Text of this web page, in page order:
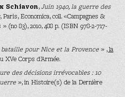
Schiavon,Juin 1940, la guerre des
, Paris, Economica, coll. «Campagnes &
(no 83), 2010, 488 p. (ISBN 978-2-717-
bataille pour Nice et la Provence » , la
XVe Corps d’Armée.
des décisions irrévocables : 10
», in Histoire(s) de la Dernière